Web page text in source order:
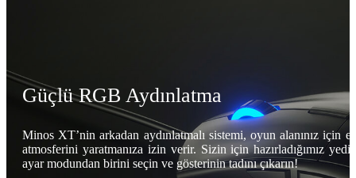
Güçlü RGB Aydınlatma
Minos XT’nin arkadan aydınlatmalı sistemi, oyun alanınız için
atmosferini yaratmanıza izin verir. Sizin için hazırladığımız
ayar modundan birini seçin ve gösterinin tadını çıkarın!